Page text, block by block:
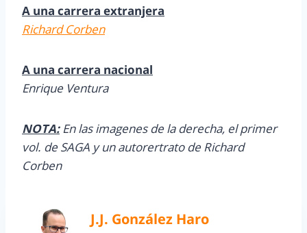
A una carrera extranjera
Richard Corben
A una carrera nacional
Enrique Ventura
NOTA:En las imagenes de la derecha, el primer
vol. de SAGA y un autorertrato de Richard
Corben
J.J. González Haro